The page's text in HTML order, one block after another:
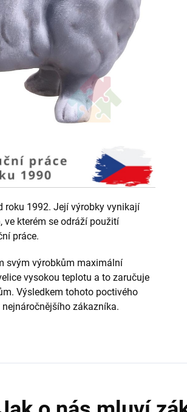
roku 1992. Její výrobky vynikají
kterém se odráží použití
práce.
svým výrobkům maximální
vysokou teplotu a to zaručuje
Výsledkem tohoto poctivého
zákazníka.